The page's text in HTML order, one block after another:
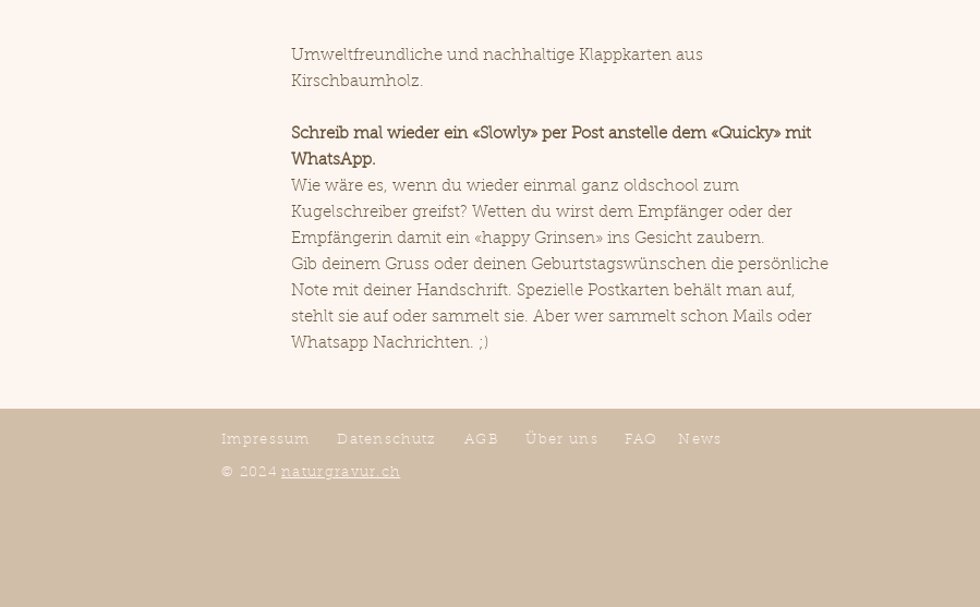
Umweltfreundliche und nachhaltige Klappkarten aus
Kirschbaumholz.
Schreib mal wieder ein «Slowly» per Post anstelle dem «Quicky» mit
WhatsApp.
Wie wäre es, wenn du wieder einmal ganz oldschool zum
Kugelschreiber greifst? Wetten du wirst dem Empfänger oder der
Empfängerin damit ein «happy Grinsen» ins Gesicht zaubern.
Gib deinem Gruss oder deinen Geburtstagswünschen die persönliche
Note mit deiner Handschrift. Spezielle Postkarten behält man auf,
stehlt sie auf oder sammelt sie. Aber wer sammelt schon Mails oder
Whatsapp Nachrichten. ;)
Impressum Datenschutz AGB Über uns FAQ News
© 2024naturgravur.ch